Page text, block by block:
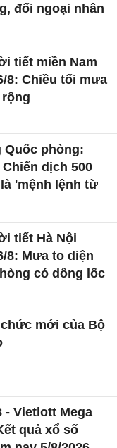
đối ngoại nhân
tiết miền Nam
8: Chiều tối mưa
phòng:
dịch 500
'mệnh lệnh từ
tiết Hà Nội
8: Mưa to diện
có dông lốc
mới của Bộ
- Vietlott Mega
quả xổ số